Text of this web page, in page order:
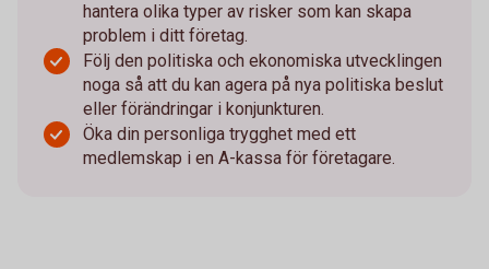
hantera olika typer av risker som kan skapa
problem i ditt företag.
Följ den politiska och ekonomiska utvecklingen
noga så att du kan agera på nya politiska beslut
eller förändringar i konjunkturen.
Öka din personliga trygghet med ett
medlemskap i en A-kassa för företagare.